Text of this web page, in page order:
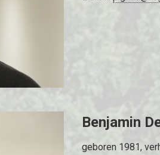
Benjamin
geboren 1981,